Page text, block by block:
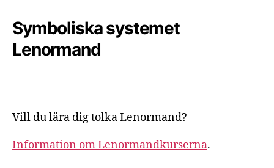
Symboliska systemet
Lenormand
Vill du lära dig tolka Lenormand?
Information om Lenormandkurserna.